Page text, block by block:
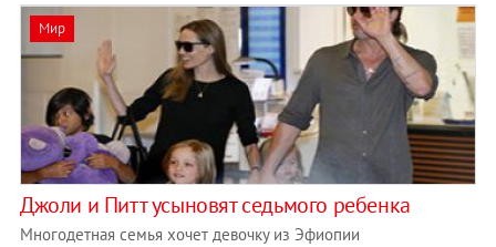
Мир
Джоли и Питт усыновят седьмого ребенка
Многодетная семья хочет девочку из Эфиопии